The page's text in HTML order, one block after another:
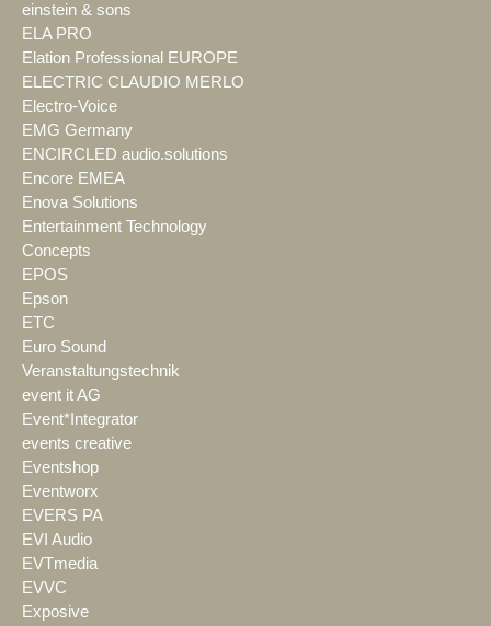
einstein & sons
ELA PRO
Elation Professional EUROPE
ELECTRIC CLAUDIO MERLO
Electro-Voice
EMG Germany
ENCIRCLED audio.solutions
Encore EMEA
Enova Solutions
Entertainment Technology
Concepts
EPOS
Epson
ETC
Euro Sound
Veranstaltungstechnik
event it AG
Event*Integrator
events creative
Eventshop
Eventworx
EVERS PA
EVI Audio
EVTmedia
EVVC
Exposive